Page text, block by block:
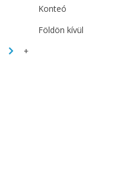
Konteó
Földön kívül
+